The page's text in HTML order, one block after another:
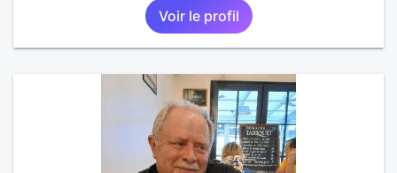
amoureuse et sérieuse.Voir le profil